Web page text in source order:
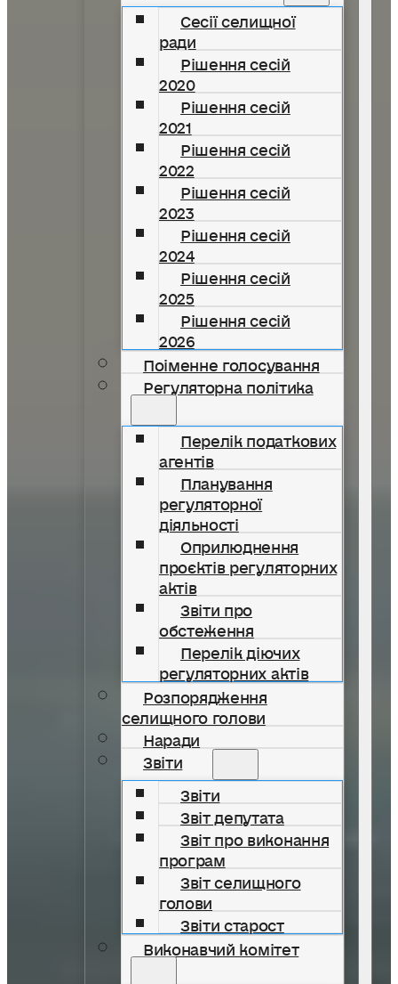
Сесії селищної
ради
Рішення сесій
2020
Рішення сесій
2021
Рішення сесій
2022
Рішення сесій
2023
Рішення сесій
2024
Рішення сесій
2025
Рішення сесій
2026
Поіменне голосування
Регуляторна політика
Перелік податкових
агентів
Планування
регуляторної
діяльності
Оприлюднення
проєктів регуляторних
актів
Звіти про
обстеження
Перелік діючих
регуляторних актів
Розпорядження
селищного голови
Наради
Звіти
Звіти
Звіт депутата
Звіт про виконання
програм
Звіт селищного
голови
Звіти старост
Виконавчий комітет